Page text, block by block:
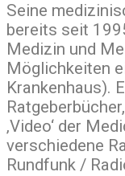
Seine
bereits seit
Medizin und
Möglichkeiten
Krankenhaus).
‚Video‘ der
verschiedene
Rundfunk /